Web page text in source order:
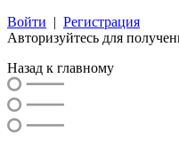
Войти | Регистрация
Авторизуйтесь для
Назад к главному